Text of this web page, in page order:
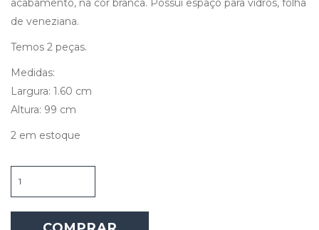
acabamento, na cor branca. Possui espaço para vidros, folha
de veneziana.
Temos 2 peças.
Medidas:
Largura: 1.60 cm
Altura: 99 cm
2 em estoque
de
Madeira
com